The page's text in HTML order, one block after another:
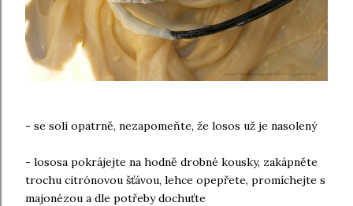
- se solí opatrně, nezapomeňte, že losos už je nasolený
- lososa pokrájejte na hodně drobné kousky, zakápněte
trochu citrónovou šťávou, lehce opepřete, promíchejte s
majonézou a dle potřeby dochuťte